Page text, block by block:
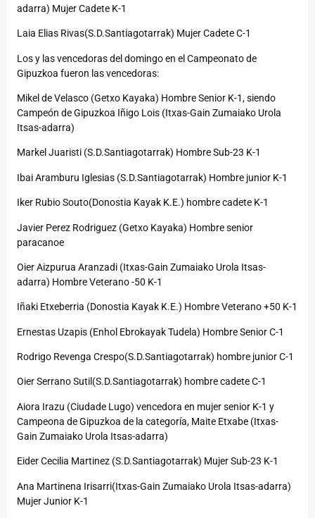
adarra) Mujer Cadete K-1
Laia Elias Rivas(S.D.Santiagotarrak) Mujer Cadete C-1
Los y las vencedoras del domingo en el Campeonato de
Gipuzkoa fueron las vencedoras:
Mikel de Velasco (Getxo Kayaka) Hombre Senior K-1, siendo
Campeón de Gipuzkoa Iñigo Lois (Itxas-Gain Zumaiako Urola
Itsas-adarra)
Markel Juaristi (S.D.Santiagotarrak) Hombre Sub-23 K-1
Ibai Aramburu Iglesias (S.D.Santiagotarrak) Hombre junior K-1
Iker Rubio Souto(Donostia Kayak K.E.) hombre cadete K-1
Javier Perez Rodriguez (Getxo Kayaka) Hombre senior
paracanoe
Oier Aizpurua Aranzadi (Itxas-Gain Zumaiako Urola Itsas-
adarra) Hombre Veterano -50 K-1
Iñaki Etxeberria (Donostia Kayak K.E.) Hombre Veterano +50 K-1
Ernestas Uzapis (Enhol Ebrokayak Tudela) Hombre Senior C-1
Rodrigo Revenga Crespo(S.D.Santiagotarrak) hombre junior C-1
Oier Serrano Sutil(S.D.Santiagotarrak) hombre cadete C-1
Aiora Irazu (Ciudade Lugo) vencedora en mujer senior K-1 y
Campeona de Gipuzkoa de la categoría, Maite Etxabe (Itxas-
Gain Zumaiako Urola Itsas-adarra)
Eider Cecilia Martinez (S.D.Santiagotarrak) Mujer Sub-23 K-1
Ana Martinena Irisarri(Itxas-Gain Zumaiako Urola Itsas-adarra)
Mujer Junior K-1